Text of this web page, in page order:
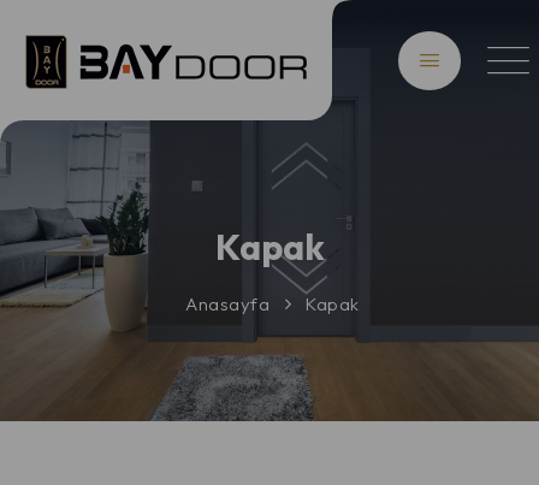
Kapak
Anasayfa Kapak